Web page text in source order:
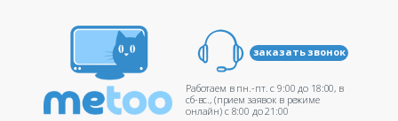
заказать звонок
Работаем в пн.-пт. c 9:00 до 18:00, в
сб-вс., (прием заявок в режиме
онлайн) c 8:00 до 21:00